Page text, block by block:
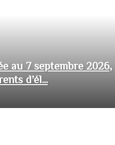
au 7 septembre 2026,
d’él...